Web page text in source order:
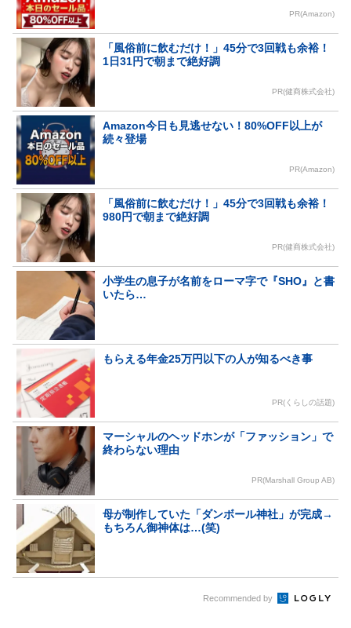
PR(Amazon)
「風俗前に飲むだけ！」45分で3回戦も余裕！
1日31円で朝まで絶好調
PR(健商株式会社)
Amazon今日も見逃せない！80%OFF以上が
続々登場
PR(Amazon)
「風俗前に飲むだけ！」45分で3回戦も余裕！
980円で朝まで絶好調
PR(健商株式会社)
小学生の息子が名前をローマ字で『SHO』と書
いたら…
もらえる年金25万円以下の人が知るべき事
PR(くらしの話題)
マーシャルのヘッドホンが「ファッション」で
終わらない理由
PR(Marshall Group AB)
母が制作していた「ダンボール神社」が完成→
もちろん御神体は…(笑)
Recommended by